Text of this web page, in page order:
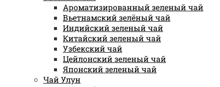
Ароматизированный зеленый чай
Вьетнамский зелёный чай
Индийский зеленый чай
Китайский зеленый чай
Узбекский чай
Цейлонский зеленый чай
Японский зеленый чай
Чай Улун